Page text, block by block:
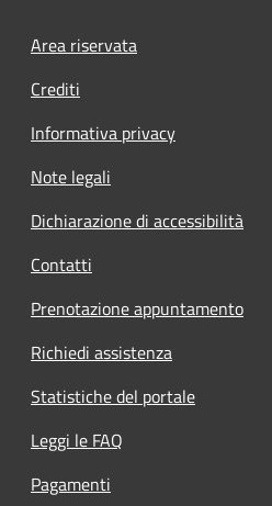
Footer menu
Area riservata
Crediti
Informativa privacy
Note legali
Dichiarazione di accessibilità
Contatti
Prenotazione appuntamento
Richiedi assistenza
Statistiche del portale
Leggi le FAQ
Pagamenti